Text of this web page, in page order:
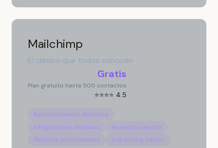
Mailchimp
El clásico que todos conocen
Gratis
Plan gratuito hasta 500 contactos
⭐⭐⭐⭐ 4.5
Reconocimiento de marca
Integraciones extensas
Analytics básicos
Plantillas prediseñadas
A/B testing básico